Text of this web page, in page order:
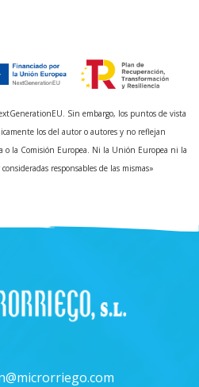
Sin embargo, los puntos de vista
los del autor o autores y no reflejan
o la Comisión Europea. Ni la Unión Europea ni la
responsables de las mismas»